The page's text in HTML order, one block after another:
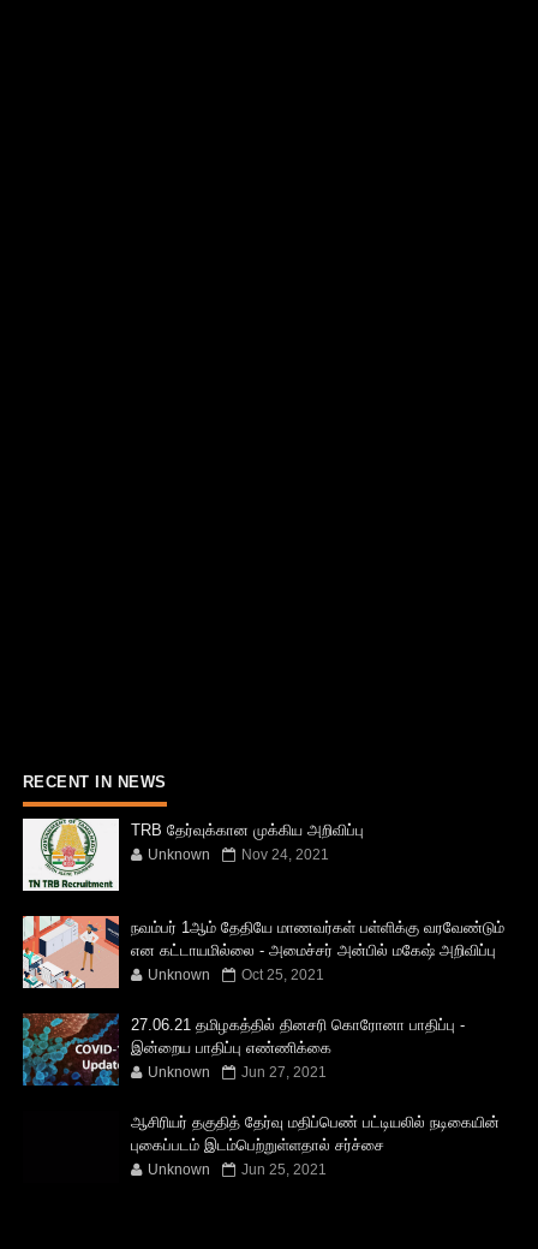
RECENT IN NEWS
TRB தேர்வுக்கான முக்கிய அறிவிப்பு
Unknown Nov 24, 2021
நவம்பர் 1ஆம் தேதியே மாணவர்கள் பள்ளிக்கு வரவேண்டும்
என கட்டாயமில்லை - அமைச்சர் அன்பில் மகேஷ் அறிவிப்பு
Unknown Oct 25, 2021
27.06.21 தமிழகத்தில் தினசரி கொரோனா பாதிப்பு -
இன்றைய பாதிப்பு எண்ணிக்கை
Unknown Jun 27, 2021
ஆசிரியர் தகுதித் தேர்வு மதிப்பெண் பட்டியலில் நடிகையின்
புகைப்படம் இடம்பெற்றுள்ளதால் சர்ச்சை
Unknown Jun 25, 2021